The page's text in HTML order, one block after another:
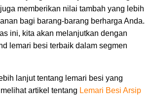
memberikan nilai tambah yang lebih
bagi barang-barang berharga Anda.
ini, kita akan melanjutkan dengan
lemari besi terbaik dalam segmen
lanjut tentang lemari besi yang
artikel tentang Lemari Besi Arsip